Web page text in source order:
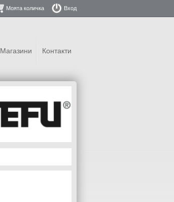
Моята количка Вход
Магазини Контакти